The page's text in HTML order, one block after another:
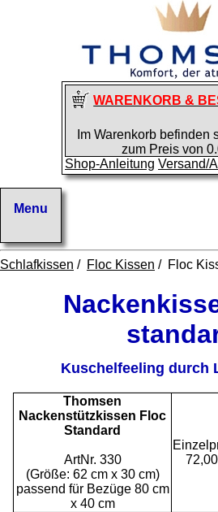
WARENKORB &
Im Warenkorb befinden
zum Preis von
Shop-Anleitung Versand/
Schlafkissen / Floc Kissen / Floc
Kuschelfeeling durch
Thomsen
Nackenstützkissen Floc
Standard
ArtNr. 330
(Größe: 62 cm x 30 cm)
passend für Bezüge 80 cm
x 40 cm